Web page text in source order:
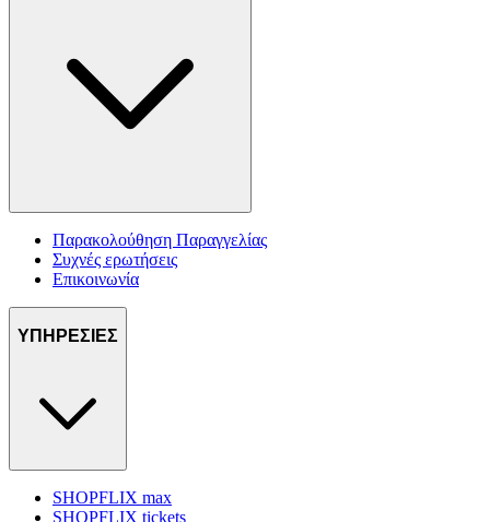
Παρακολούθηση Παραγγελίας
Συχνές ερωτήσεις
Επικοινωνία
ΥΠΗΡΕΣΙΕΣ
SHOPFLIX max
SHOPFLIX tickets